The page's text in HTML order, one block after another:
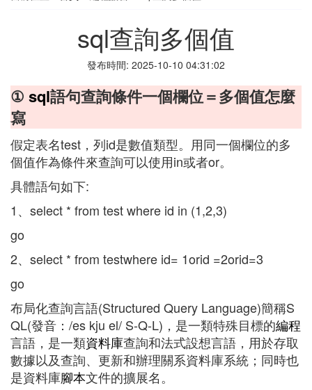
sql查詢多個值
發布時間: 2025-10-10 04:31:02
① sql語句查詢條件一個欄位＝多個值怎麼
寫
假定表名test，列id是數值類型。用同一個欄位的多
個值作為條件來查詢可以使用in或者or。
具體語句如下:
1、select * from test where id in (1,2,3)
go
2、select * from testwhere id= 1orid =2orid=3
go
布局化查詢言語(Structured Query Language)簡稱S
QL(發音：/es kju el/ S-Q-L)，是一類特殊目標的編程
言語，是一類資料庫查詢和法式設想言語，用於存取
數據以及查詢、更新和辦理關系資料庫系統；同時也
是資料庫腳本文件的擴展名。